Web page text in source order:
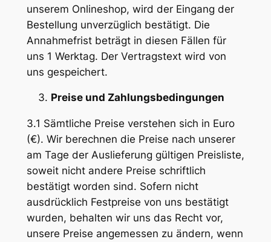
unserem Onlineshop, wird der Eingang der
Bestellung unverzüglich bestätigt. Die
Annahmefrist beträgt in diesen Fällen für
uns 1 Werktag. Der Vertragstext wird von
uns gespeichert.
Preise und Zahlungsbedingungen
3.1 Sämtliche Preise verstehen sich in Euro
(€). Wir berechnen die Preise nach unserer
am Tage der Auslieferung gültigen Preisliste,
soweit nicht andere Preise schriftlich
bestätigt worden sind. Sofern nicht
ausdrücklich Festpreise von uns bestätigt
wurden, behalten wir uns das Recht vor,
unsere Preise angemessen zu ändern, wenn